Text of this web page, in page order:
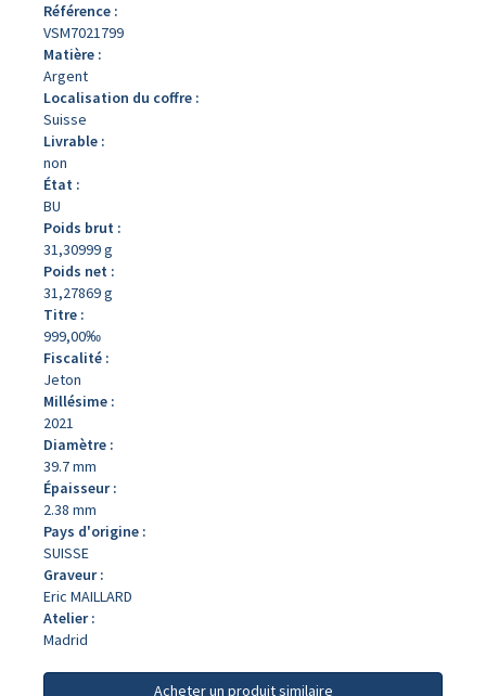
Référence :
VSM7021799
Matière :
Argent
Localisation du coffre :
Suisse
Livrable :
non
État :
BU
Poids brut :
31,30999 g
Poids net :
31,27869 g
Titre :
999,00‰
Fiscalité :
Jeton
Millésime :
2021
Diamètre :
39.7 mm
Épaisseur :
2.38 mm
Pays d'origine :
SUISSE
Graveur :
Eric MAILLARD
Atelier :
Madrid
Acheter un produit similaire